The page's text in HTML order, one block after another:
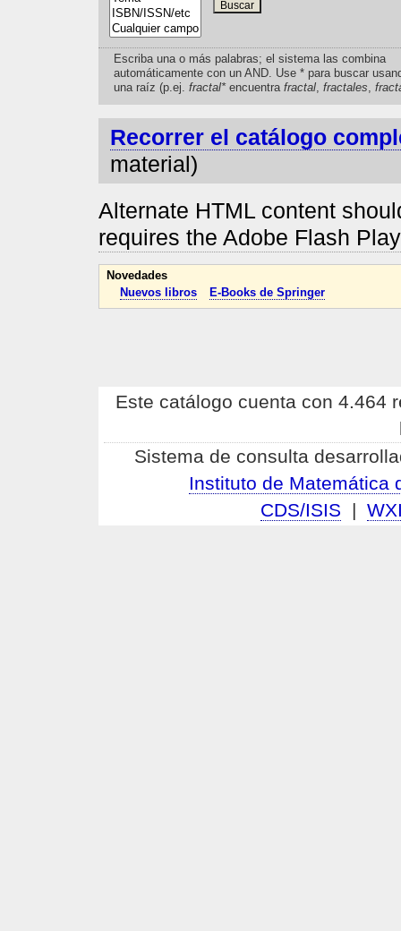
Escriba una o más palabras; el sistema las combina
automáticamente con un AND. Use * para buscar
una raíz (p.ej. fractal*encuentra fractal, fractales,
Recorrer el catálogo
material)
Alternate HTML content
requires the Adobe Flash
Novedades
Nuevos libros
E-Books de Springer
Este catálogo cuenta con 4.464
Sistema de consulta
Instituto de Matemática
CDS/ISIS |